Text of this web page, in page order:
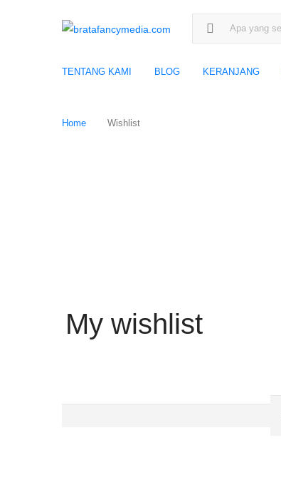
Search for:
TENTANG KAMI BLOG KERANJANG
Home Wishlist
My wishlist